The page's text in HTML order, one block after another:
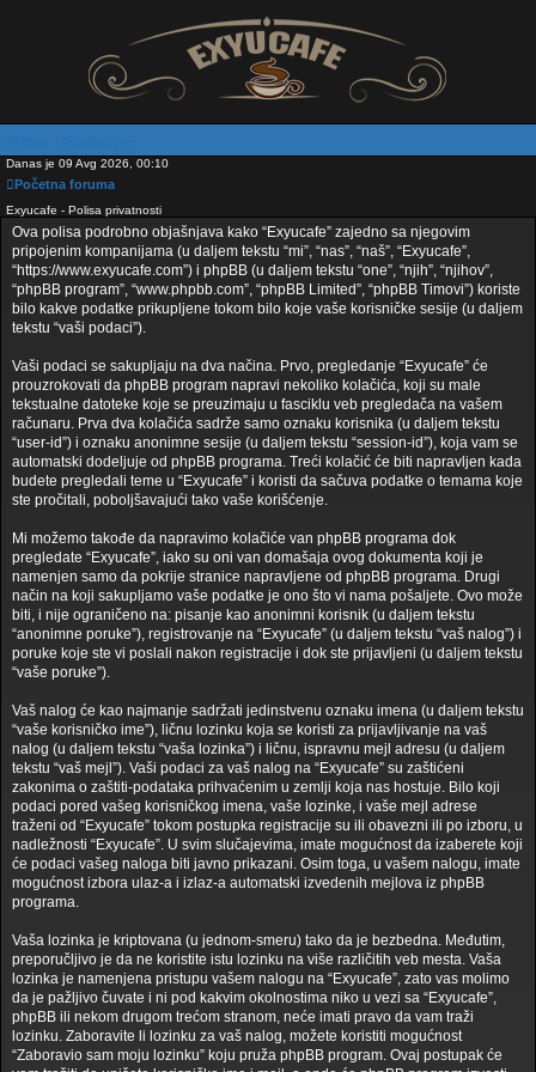
Danas je 09 Avg 2026, 00:10
Početna foruma
Exyucafe - Polisa privatnosti
Ova polisa podrobno objašnjava kako “Exyucafe” zajedno sa njegovim
pripojenim kompanijama (u daljem tekstu “mi”, “nas”, “naš”, “Exyucafe”,
“https://www.exyucafe.com”) i phpBB (u daljem tekstu “one”, “njih”, “njihov”,
“phpBB program”, “www.phpbb.com”, “phpBB Limited”, “phpBB Timovi”) koriste
bilo kakve podatke prikupljene tokom bilo koje vaše korisničke sesije (u daljem
tekstu “vaši podaci”).
Vaši podaci se sakupljaju na dva načina. Prvo, pregledanje “Exyucafe” će
prouzrokovati da phpBB program napravi nekoliko kolačića, koji su male
tekstualne datoteke koje se preuzimaju u fasciklu veb pregledača na vašem
računaru. Prva dva kolačića sadrže samo oznaku korisnika (u daljem tekstu
“user-id”) i oznaku anonimne sesije (u daljem tekstu “session-id”), koja vam se
automatski dodeljuje od phpBB programa. Treći kolačić će biti napravljen kada
budete pregledali teme u “Exyucafe” i koristi da sačuva podatke o temama koje
ste pročitali, poboljšavajući tako vaše korišćenje.
Mi možemo takođe da napravimo kolačiće van phpBB programa dok
pregledate “Exyucafe”, iako su oni van domašaja ovog dokumenta koji je
namenjen samo da pokrije stranice napravljene od phpBB programa. Drugi
način na koji sakupljamo vaše podatke je ono što vi nama pošaljete. Ovo može
biti, i nije ograničeno na: pisanje kao anonimni korisnik (u daljem tekstu
“anonimne poruke”), registrovanje na “Exyucafe” (u daljem tekstu “vaš nalog”) i
poruke koje ste vi poslali nakon registracije i dok ste prijavljeni (u daljem tekstu
“vaše poruke”).
Vaš nalog će kao najmanje sadržati jedinstvenu oznaku imena (u daljem tekstu
“vaše korisničko ime”), ličnu lozinku koja se koristi za prijavljivanje na vaš
nalog (u daljem tekstu “vaša lozinka”) i ličnu, ispravnu mejl adresu (u daljem
tekstu “vaš mejl”). Vaši podaci za vaš nalog na “Exyucafe” su zaštićeni
zakonima o zaštiti-podataka prihvaćenim u zemlji koja nas hostuje. Bilo koji
podaci pored vašeg korisničkog imena, vaše lozinke, i vaše mejl adrese
traženi od “Exyucafe” tokom postupka registracije su ili obavezni ili po izboru, u
nadležnosti “Exyucafe”. U svim slučajevima, imate mogućnost da izaberete koji
će podaci vašeg naloga biti javno prikazani. Osim toga, u vašem nalogu, imate
mogućnost izbora ulaz-a i izlaz-a automatski izvedenih mejlova iz phpBB
programa.
Vaša lozinka je kriptovana (u jednom-smeru) tako da je bezbedna. Međutim,
preporučljivo je da ne koristite istu lozinku na više različitih veb mesta. Vaša
lozinka je namenjena pristupu vašem nalogu na “Exyucafe”, zato vas molimo
da je pažljivo čuvate i ni pod kakvim okolnostima niko u vezi sa “Exyucafe”,
phpBB ili nekom drugom trećom stranom, neće imati pravo da vam traži
lozinku. Zaboravite li lozinku za vaš nalog, možete koristiti mogućnost
“Zaboravio sam moju lozinku” koju pruža phpBB program. Ovaj postupak će